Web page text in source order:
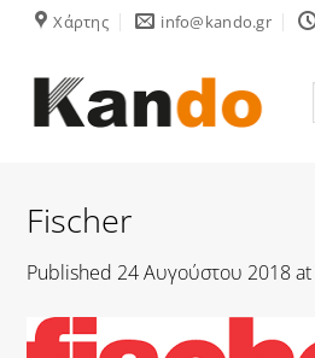
Skip
content
Χάρτης info@kando.gr
Fischer
Published 24 Αυγούστου 2018at